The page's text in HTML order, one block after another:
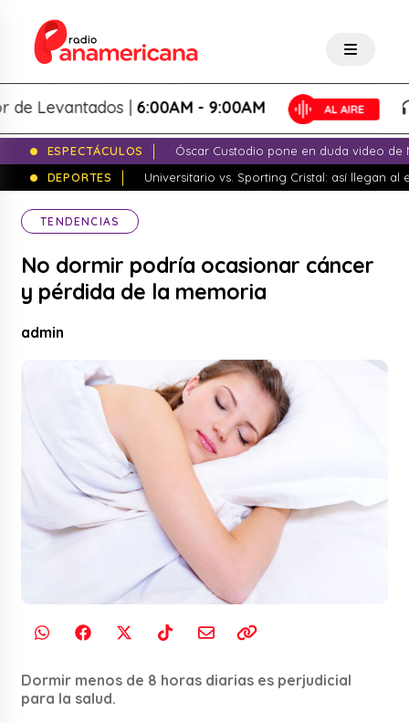
|6:00AM - 9:00AM
ESPECTÁCULOS
Óscar Custodio pone en duda video de
DEPORTES
Universitario vs. Sporting Cristal: así llegan al
TENDENCIAS
No dormir podría ocasionar cáncer
y pérdida de la memoria
admin
Dormir menos de 8 horas diarias es perjudicial
para la salud.